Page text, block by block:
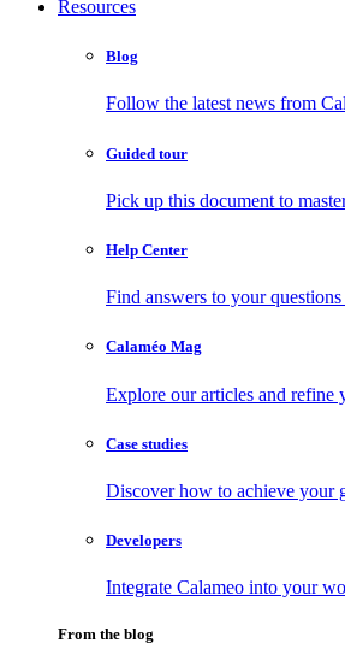
Resources
Blog
Follow the latest news from
Guided tour
Pick up this document to
Help Center
Find answers to your
Calaméo Mag
Explore our articles and refine
Case studies
Discover how to achieve your
Developers
Integrate Calameo into your
From the blog